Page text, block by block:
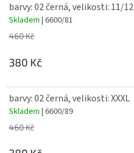
barvy: 02 černá, velikosti: 11/12
Skladem | 6600/81
460 Kč
380 Kč
barvy: 02 černá, velikosti: XXXL
Skladem | 6600/89
460 Kč